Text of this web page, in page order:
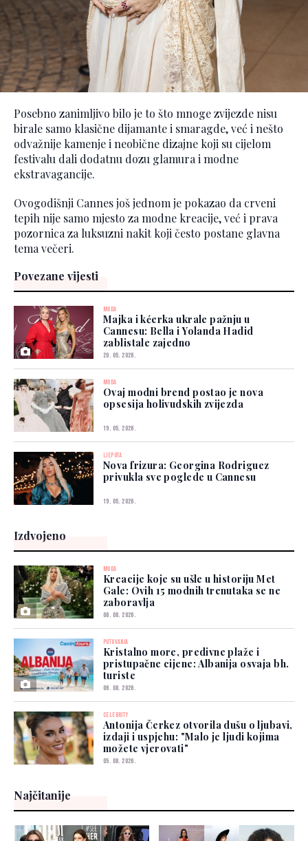
Posebno zanimljivo bilo je to što mnoge zvijezde nisu
birale samo klasične dijamante i smaragde, već i nešto
odvažnije kamenje i neobične dizajne koji su cijelom
festivalu dali dodatnu dozu glamura i modne
ekstravagancije.
Ovogodišnji Cannes još jednom je pokazao da crveni
tepih nije samo mjesto za modne kreacije, već i prava
pozornica za luksuzni nakit koji često postane glavna
tema večeri.
Povezane vijesti
MODA
Majka i kćerka ukrale pažnju u
Cannesu: Bella i Yolanda Hadid
zablistale zajedno
20. 05. 2026.
MODA
Ovaj modni brend postao je nova
opsesija holivudskih zvijezda
19. 05. 2026.
LJEPOTA
Nova frizura: Georgina Rodriguez
privukla sve poglede u Cannesu
19. 05. 2026.
Izdvojeno
MODA
Kreacije koje su ušle u historiju Met
Gale: Ovih 15 modnih trenutaka se ne
zaboravlja
06. 08. 2026.
PUTOVANJA
Kristalno more, predivne plaže i
pristupačne cijene: Albanija osvaja bh.
turiste
06. 08. 2026.
CELEBRITY
Antonija Čerkez otvorila dušu o ljubavi,
izdaji i uspjehu: "Malo je ljudi kojima
možete vjerovati"
05. 08. 2026.
Najčitanije